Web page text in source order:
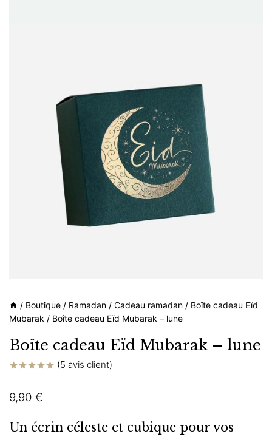
/ Boutique / Ramadan / Cadeau ramadan / Boîte cadeau Eïd
Mubarak / Boîte cadeau Eïd Mubarak – lune
Boîte cadeau Eïd Mubarak – lune
sur
notations
(5 avis client)
9,90 €
Un écrin céleste et cubique pour vos